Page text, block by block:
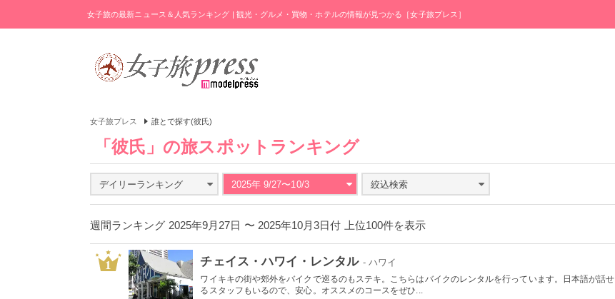
女子旅の最新ニュース＆人気ランキング | 観光・グルメ・買物・ホテルの情報が見つかる［女子旅プレス］
女子旅プレス 誰とで探す(彼氏)
「彼氏」の旅スポットランキング
デイリーランキング 2025年 9/27〜10/3 絞込検索
週間ランキング 2025年9月27日 〜 2025年10月3日付 上位100件を表示
1 チェイス・ハワイ・レンタル - ハワイ
ワイキキの街や郊外をバイクで巡るのもステキ。こちらはバイクのレンタルを行っています。日本語が話せ
るスタッフもいるので、安心。オススメのコースをぜひ...